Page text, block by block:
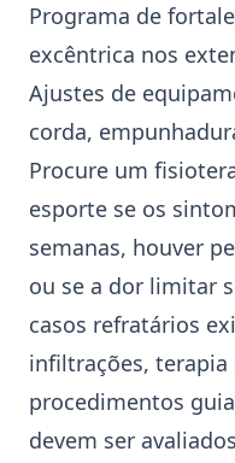
Programa de
excêntrica nos
Ajustes de
corda,
Procure um
esporte se os
semanas, houver
ou se a dor limitar
casos refratários
infiltrações, terapia
procedimentos
devem ser